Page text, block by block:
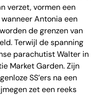
verzet, vormen een
Antonia een
de grenzen van
Terwijl de spanning
parachutist Walter in
Market Garden. Zijn
SS’ers na een
zet een reeks